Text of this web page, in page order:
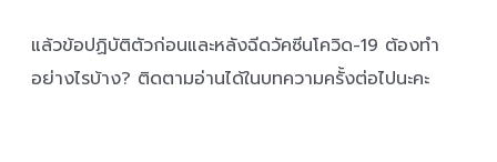
แล้วข้อปฏิบัติตัวก่อนและหลังฉีดวัคซีนโควิด-19 ต้องทำ
อย่างไรบ้าง? ติดตามอ่านได้ในบทความครั้งต่อไปนะคะ